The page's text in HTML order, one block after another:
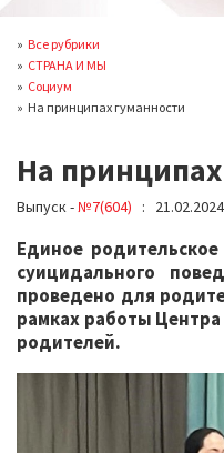
Все рубрики
СТРАНА И МЫ
Социум
На принципах гуманности
На
Выпуск -№7(604) : 21.02.2024
Единое
суицидального
проведено для
рамках работы
родителей.